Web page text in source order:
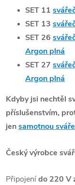
SET 11
SET 13
SET 26
Argon plná
SET 27
Argon plná
Kdyby jsi nechtěl
příslušenstvím,
jensamotnou
Český výrobce
Připojenído 220 V